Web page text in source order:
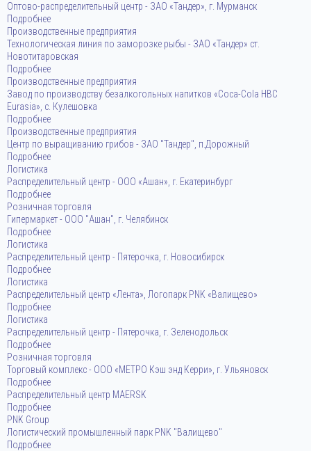
Оптово-распределительный центр - ЗАО «Тандер», г. Мурманск
Подробнее
Производственные предприятия
Технологическая линия по заморозке рыбы - ЗАО «Тандер» ст.
Новотитаровская
Подробнее
Производственные предприятия
Завод по производству безалкогольных напитков «Coca-Cola HBC
Eurasia», с. Кулешовка
Подробнее
Производственные предприятия
Центр по выращиванию грибов - ЗАО "Тандер", п.Дорожный
Подробнее
Логистика
Распределительный центр - ООО «Ашан», г. Екатеринбург
Подробнее
Розничная торговля
Гипермаркет - ООО "Ашан", г. Челябинск
Подробнее
Логистика
Распределительный центр - Пятерочка, г. Новосибирск
Подробнее
Логистика
Распределительный центр «Лента», Логопарк PNK «Валищево»
Подробнее
Логистика
Распределительный центр - Пятерочка, г. Зеленодольск
Подробнее
Розничная торговля
Торговый комплекс - ООО «МЕТРО Кэш энд Керри», г. Ульяновск
Подробнее
Распределительный центр MAERSK
Подробнее
PNK Group
Логистический промышленный парк PNK "Валищево"
Подробнее